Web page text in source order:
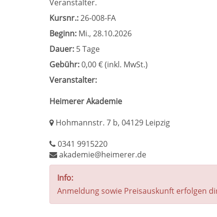
Veranstalter.
Kursnr.:26-008-FA
Beginn: Mi., 28.10.2026
Dauer: 5 Tage
Gebühr:0,00 € (inkl. MwSt.)
Veranstalter:
Heimerer Akademie
Hohmannstr. 7 b, 04129 Leipzig
0341 9915220
akademie@heimerer.de
Info:
Anmeldung sowie Preisauskunft erfolgen